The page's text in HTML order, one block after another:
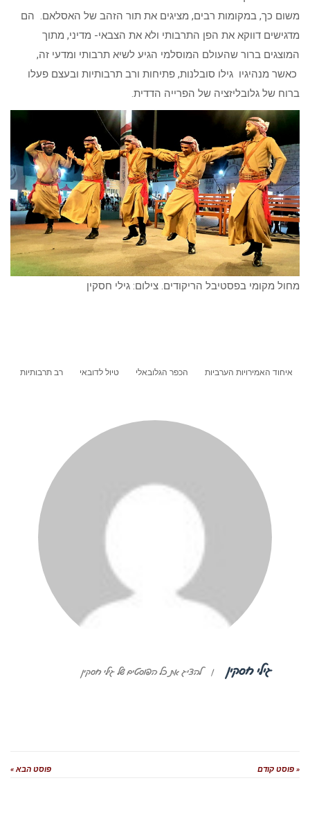
משום כך, במקומות רבים, מציגים את תור הזהב של האסלאם. הם
מדגישים דווקא את הפן התרבותי ולא את הצבאי- מדיני, מתוך
המוצגים ברור שהעולם המוסלמי הגיע לשיא תרבותי ומדעי זה,
כאשר מנהיגיו גילו סובלנות, פתיחות ורב תרבותיות ובעצם פעלו
ברוח של גלובליזציה של הפרייה הדדית.
מחול מקומי בפסטיבל הריקודים. צילום: גילי חסקין
איחוד האמירויות הערביות הכפר הגלובאלי טיול לדובאי רב תרבותיות
גילי חסקין | להציג את כל הפוסטים של גילי חסקין
« פוסט קודם פוסט הבא »